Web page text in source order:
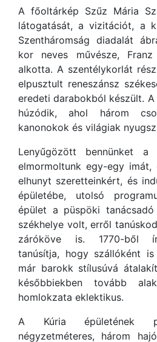
A főoltárkép Szűz Mária
látogatását, a vizitációt, a
Szentháromság diadalát
kor neves művésze,
alkotta. A szentélykorlát
elpusztult reneszánsz
eredeti darabokból készült.
húzódik, ahol három
kanonokok és világiak
Lenyűgözött bennünket a
elmormoltunk egy-egy
elhunyt szeretteinkért, és
épületébe, utolsó
épület a püspöki
székhelye volt, erről
záróköve is. 1770-ből
tanúsítja, hogy szállóként
már barokk stílusúvá
későbbiekben tovább
homlokzata eklektikus.
A Kúria épületének
négyzetméteres, három